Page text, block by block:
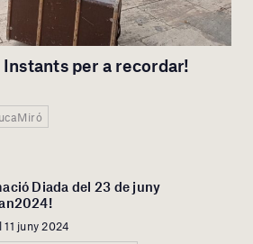
per a recordar!
Diada del 23 de juny
11 juny 2024